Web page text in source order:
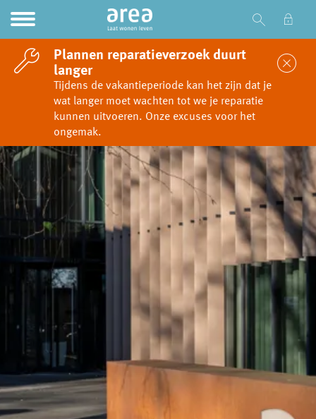
Naar hoofdinhoud
Naar hoofdnavigatiemenu
Naar de homepage
Ga naar Hoofd
Plannen reparatieverzoek duurt
langer
Tijdens de vakantieperiode kan het zijn dat je
wat langer moet wachten tot we je reparatie
kunnen uitvoeren. Onze excuses voor het
ongemak.